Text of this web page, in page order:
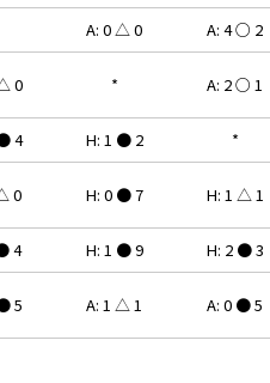
A: 0 △ 0 A: 4 ○ 2
0 * A: 2 ○ 1
4 H: 1 ● 2 *
0 H: 0 ● 7 H: 1 △ 1
4 H: 1 ● 9 H: 2 ● 3
5 A: 1 △ 1 A: 0 ● 5